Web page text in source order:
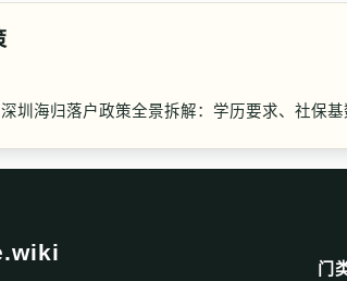
圳海归落户政策全景拆解：学历要求、社保
门